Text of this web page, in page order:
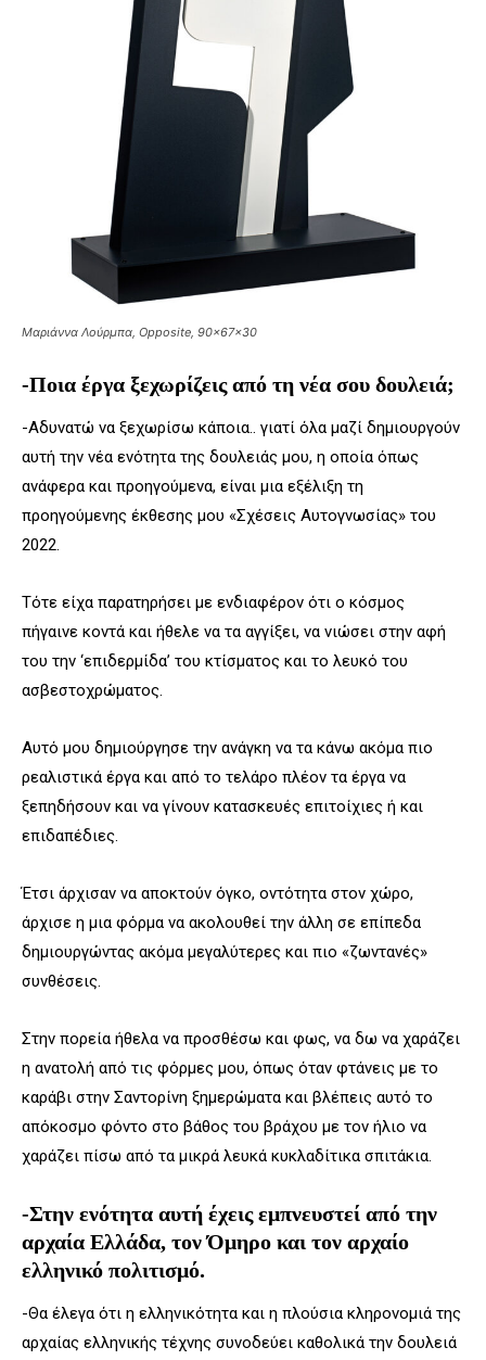
Μαριάννα Λούρμπα, Opposite, 90x67x30
-Ποια έργα ξεχωρίζεις από τη νέα σου δουλειά;
-Αδυνατώ να ξεχωρίσω κάποια.. γιατί όλα μαζί δημιουργούν
αυτή την νέα ενότητα της δουλειάς μου, η οποία όπως
ανάφερα και προηγούμενα, είναι μια εξέλιξη τη
προηγούμενης έκθεσης μου «Σχέσεις Αυτογνωσίας» του
2022.
Τότε είχα παρατηρήσει με ενδιαφέρον ότι ο κόσμος
πήγαινε κοντά και ήθελε να τα αγγίξει, να νιώσει στην αφή
του την ‘επιδερμίδα’ του κτίσματος και το λευκό του
ασβεστοχρώματος.
Αυτό μου δημιούργησε την ανάγκη να τα κάνω ακόμα πιο
ρεαλιστικά έργα και από το τελάρο πλέον τα έργα να
ξεπηδήσουν και να γίνουν κατασκευές επιτοίχιες ή και
επιδαπέδιες.
Έτσι άρχισαν να αποκτούν όγκο, οντότητα στον χώρο,
άρχισε η μια φόρμα να ακολουθεί την άλλη σε επίπεδα
δημιουργώντας ακόμα μεγαλύτερες και πιο «ζωντανές»
συνθέσεις.
Στην πορεία ήθελα να προσθέσω και φως, να δω να χαράζει
η ανατολή από τις φόρμες μου, όπως όταν φτάνεις με το
καράβι στην Σαντορίνη ξημερώματα και βλέπεις αυτό το
απόκοσμο φόντο στο βάθος του βράχου με τον ήλιο να
χαράζει πίσω από τα μικρά λευκά κυκλαδίτικα σπιτάκια.
-Στην ενότητα αυτή έχεις εμπνευστεί από την
αρχαία Ελλάδα, τον Όμηρο και τον αρχαίο
ελληνικό πολιτισμό.
-Θα έλεγα ότι η ελληνικότητα και η πλούσια κληρονομιά της
αρχαίας ελληνικής τέχνης συνοδεύει καθολικά την δουλειά